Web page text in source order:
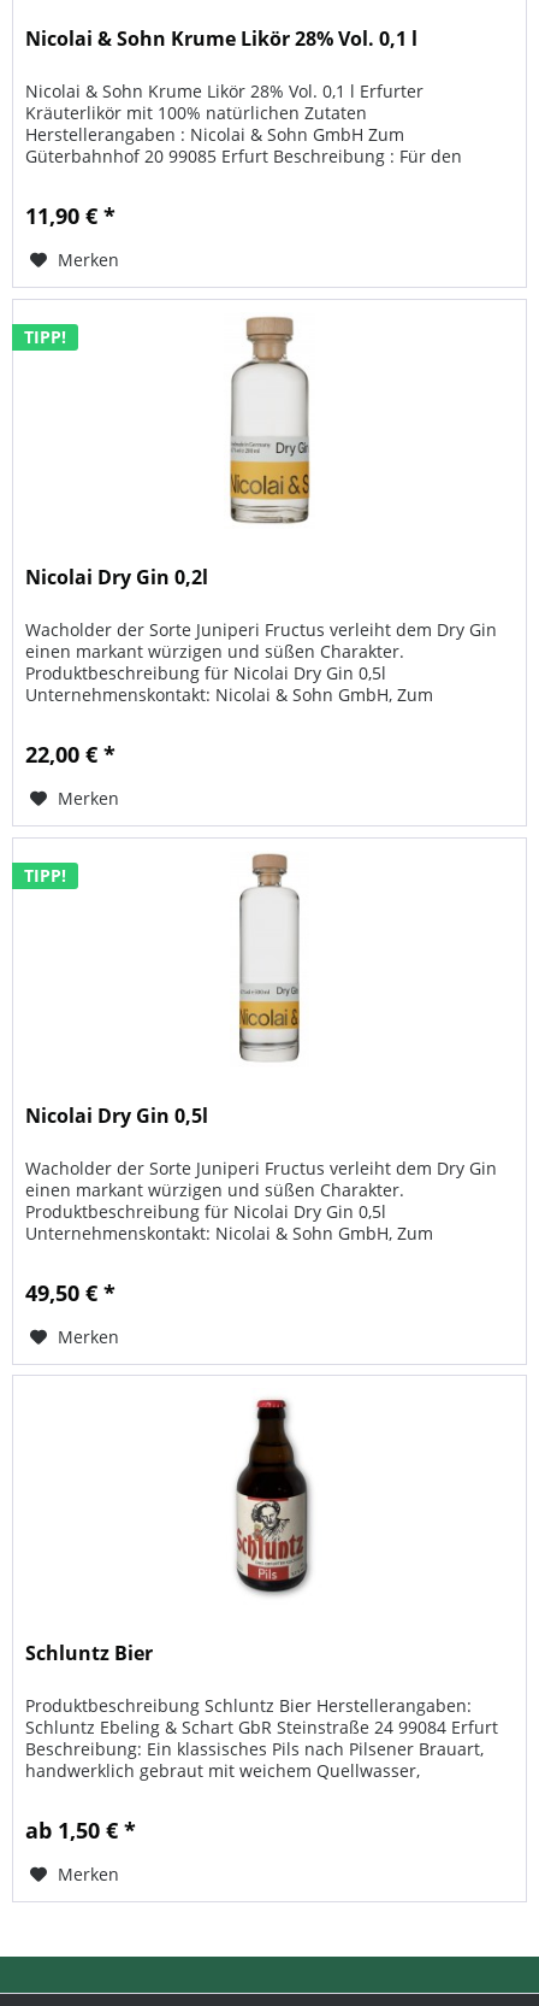
Nicolai & Sohn Krume Likör 28% Vol. 0,1 l
Nicolai & Sohn Krume Likör 28% Vol. 0,1 l Erfurter
Kräuterlikör mit 100% natürlichen Zutaten
Herstellerangaben : Nicolai & Sohn GmbH Zum
Güterbahnhof 20 99085 Erfurt Beschreibung : Für den
11,90 € *
Merken
TIPP!
Nicolai Dry Gin 0,2l
Wacholder der Sorte Juniperi Fructus verleiht dem Dry Gin
einen markant würzigen und süßen Charakter.
Produktbeschreibung für Nicolai Dry Gin 0,5l
Unternehmenskontakt: Nicolai & Sohn GmbH, Zum
22,00 € *
Merken
TIPP!
Nicolai Dry Gin 0,5l
Wacholder der Sorte Juniperi Fructus verleiht dem Dry Gin
einen markant würzigen und süßen Charakter.
Produktbeschreibung für Nicolai Dry Gin 0,5l
Unternehmenskontakt: Nicolai & Sohn GmbH, Zum
49,50 € *
Merken
Schluntz Bier
Produktbeschreibung Schluntz Bier Herstellerangaben:
Schluntz Ebeling & Schart GbR Steinstraße 24 99084 Erfurt
Beschreibung: Ein klassisches Pils nach Pilsener Brauart,
handwerklich gebraut mit weichem Quellwasser,
ab 1,50 € *
Merken